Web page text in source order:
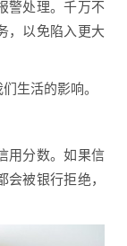
警处理。千万不
，以免陷入更大
生活的影响。
用分数。如果信
被银行拒绝，